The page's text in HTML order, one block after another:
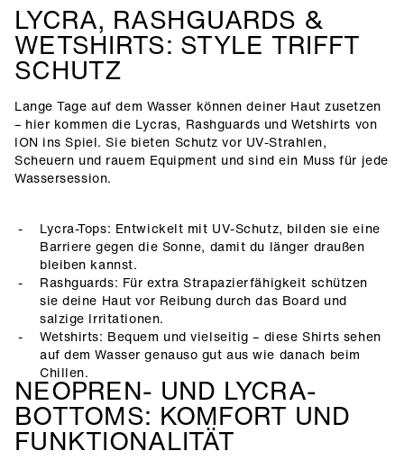
LYCRA, RASHGUARDS &
WETSHIRTS: STYLE TRIFFT
SCHUTZ
Lange Tage auf dem Wasser können deiner Haut zusetzen
– hier kommen die Lycras, Rashguards und Wetshirts von
ION ins Spiel. Sie bieten Schutz vor UV-Strahlen,
Scheuern und rauem Equipment und sind ein Muss für jede
Wassersession.
Lycra-Tops: Entwickelt mit UV-Schutz, bilden sie eine
Barriere gegen die Sonne, damit du länger draußen
bleiben kannst.
Rashguards: Für extra Strapazierfähigkeit schützen
sie deine Haut vor Reibung durch das Board und
salzige Irritationen.
Wetshirts: Bequem und vielseitig – diese Shirts sehen
auf dem Wasser genauso gut aus wie danach beim
Chillen.
NEOPREN- UND LYCRA-
BOTTOMS: KOMFORT UND
FUNKTIONALITÄT